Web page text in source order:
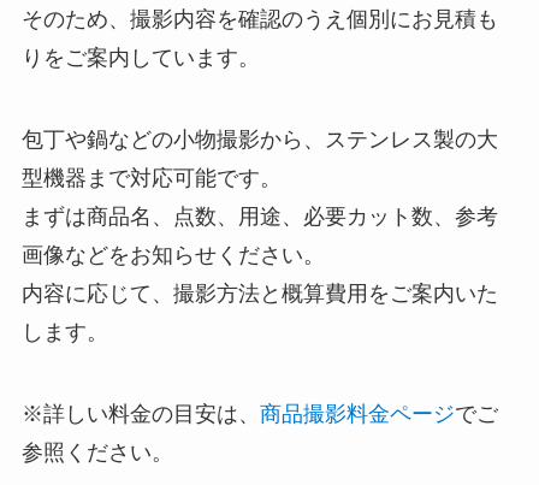
そのため、撮影内容を確認のうえ個別にお見積も
りをご案内しています。
包丁や鍋などの小物撮影から、ステンレス製の大
型機器まで対応可能です。
まずは商品名、点数、用途、必要カット数、参考
画像などをお知らせください。
内容に応じて、撮影方法と概算費用をご案内いた
します。
※詳しい料金の目安は、 商品撮影料金ページでご
参照ください。